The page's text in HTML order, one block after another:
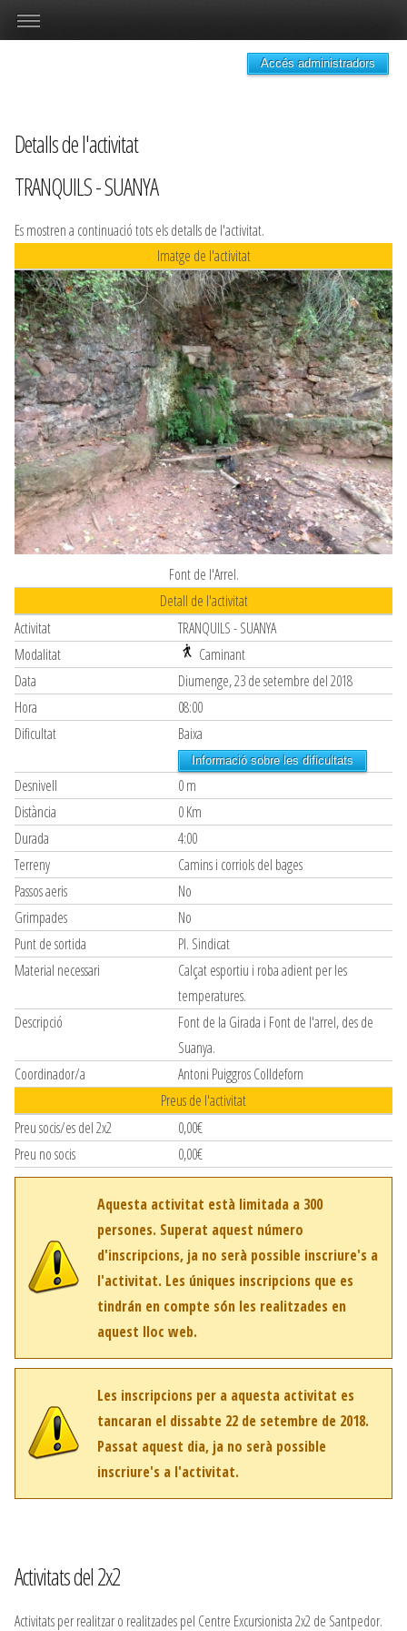
Accés administradors
Detalls de l'activitat
TRANQUILS - SUANYA
Es mostren a continuació tots els detalls de l'activitat.
Imatge de l'activitat
Font de l'Arrel.
Detall de l'activitat
Activitat
TRANQUILS - SUANYA
Modalitat
Caminant
Data
Diumenge, 23 de setembre del 2018
Hora
08:00
Dificultat
Baixa
Informació sobre les dificultats
Desnivell
0 m
Distància
0 Km
Durada
4:00
Terreny
Camins i corriols del bages
Passos aeris
No
Grimpades
No
Punt de sortida
Pl. Sindicat
Material necessari
Calçat esportiu i roba adient per les
temperatures.
Descripció
Font de la Girada i Font de l'arrel, des de
Suanya.
Coordinador/a
Antoni Puiggros Colldeforn
Preus de l'activitat
Preu socis/es del 2x2
0,00€
Preu no socis
0,00€
Aquesta activitat està limitada a 300
persones. Superat aquest número
d'inscripcions, ja no serà possible inscriure's a
l'activitat. Les úniques inscripcions que es
tindrán en compte són les realitzades en
aquest lloc web.
Les inscripcions per a aquesta activitat es
tancaran el dissabte 22 de setembre de 2018.
Passat aquest dia, ja no serà possible
inscriure's a l'activitat.
Activitats del 2x2
Activitats per realitzar o realitzades pel Centre Excursionista 2x2 de Santpedor.